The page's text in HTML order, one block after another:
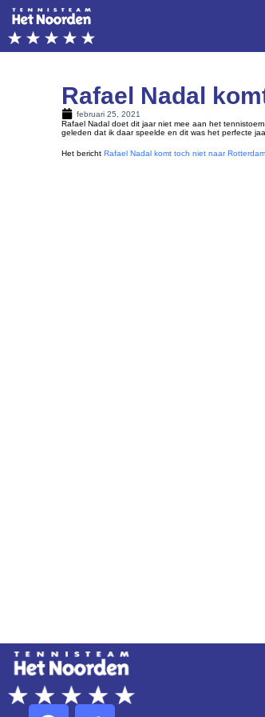
Rafael Nadal
februari 25, 2021
Rafael Nadal doet dit jaar niet mee aan het
geleden dat ik daar speelde en dit was het perfecte
Het bericht Rafael Nadal komt toch niet naar Rotterdam